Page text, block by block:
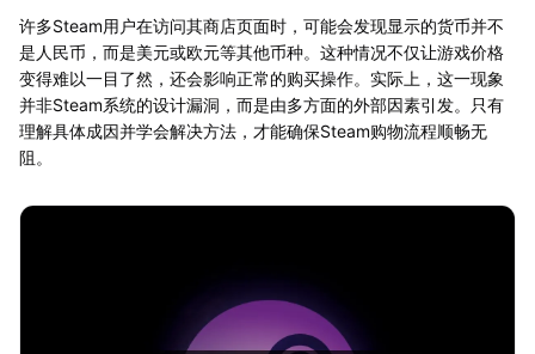
许多Steam用户在访问其商店页面时，可能会发现显示的货币并不
是人民币，而是美元或欧元等其他币种。这种情况不仅让游戏价格
变得难以一目了然，还会影响正常的购买操作。实际上，这一现象
并非Steam系统的设计漏洞，而是由多方面的外部因素引发。只有
理解具体成因并学会解决方法，才能确保Steam购物流程顺畅无
阻。